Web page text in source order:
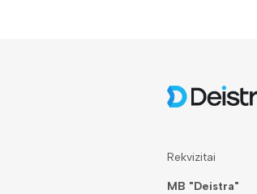
Rekvizitai
MB "Deistra"